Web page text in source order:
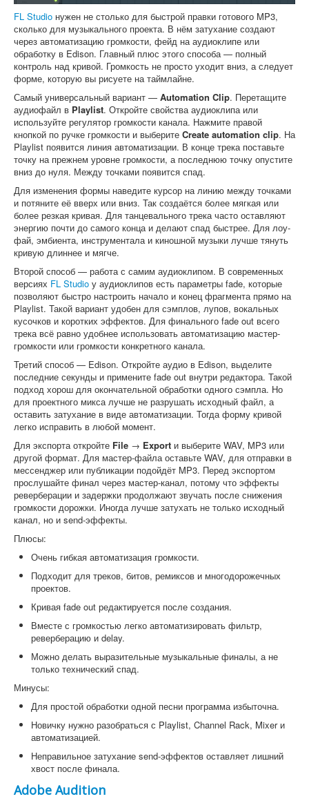
FL Studio нужен не столько для быстрой правки готового MP3,
сколько для музыкального проекта. В нём затухание создают
через автоматизацию громкости, фейд на аудиоклипе или
обработку в Edison. Главный плюс этого способа — полный
контроль над кривой. Громкость не просто уходит вниз, а следует
форме, которую вы рисуете на таймлайне.
Самый универсальный вариант — Automation Clip. Перетащите
аудиофайл в Playlist. Откройте свойства аудиоклипа или
используйте регулятор громкости канала. Нажмите правой
кнопкой по ручке громкости и выберите Create automation clip. На
Playlist появится линия автоматизации. В конце трека поставьте
точку на прежнем уровне громкости, а последнюю точку опустите
вниз до нуля. Между точками появится спад.
Для изменения формы наведите курсор на линию между точками
и потяните её вверх или вниз. Так создаётся более мягкая или
более резкая кривая. Для танцевального трека часто оставляют
энергию почти до самого конца и делают спад быстрее. Для лоу-
фай, эмбиента, инструментала и киношной музыки лучше тянуть
кривую длиннее и мягче.
Второй способ — работа с самим аудиоклипом. В современных
версиях FL Studio у аудиоклипов есть параметры fade, которые
позволяют быстро настроить начало и конец фрагмента прямо на
Playlist. Такой вариант удобен для сэмплов, лупов, вокальных
кусочков и коротких эффектов. Для финального fade out всего
трека всё равно удобнее использовать автоматизацию мастер-
громкости или громкости конкретного канала.
Третий способ — Edison. Откройте аудио в Edison, выделите
последние секунды и примените fade out внутри редактора. Такой
подход хорош для окончательной обработки одного сэмпла. Но
для проектного микса лучше не разрушать исходный файл, а
оставить затухание в виде автоматизации. Тогда форму кривой
легко исправить в любой момент.
Для экспорта откройте File → Export и выберите WAV, MP3 или
другой формат. Для мастер-файла оставьте WAV, для отправки в
мессенджер или публикации подойдёт MP3. Перед экспортом
прослушайте финал через мастер-канал, потому что эффекты
реверберации и задержки продолжают звучать после снижения
громкости дорожки. Иногда лучше затухать не только исходный
канал, но и send-эффекты.
Плюсы:
Очень гибкая автоматизация громкости.
Подходит для треков, битов, ремиксов и многодорожечных
проектов.
Кривая fade out редактируется после создания.
Вместе с громкостью легко автоматизировать фильтр,
реверберацию и delay.
Можно делать выразительные музыкальные финалы, а не
только технический спад.
Минусы:
Для простой обработки одной песни программа избыточна.
Новичку нужно разобраться с Playlist, Channel Rack, Mixer и
автоматизацией.
Неправильное затухание send-эффектов оставляет лишний
хвост после финала.
Adobe Audition